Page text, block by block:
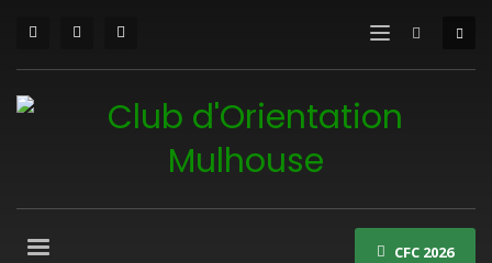
CFC 2026